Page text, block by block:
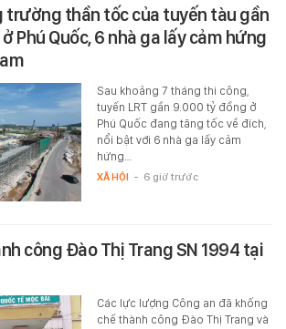
trường thần tốc của tuyến tàu gần
Phú Quốc, 6 nhà ga lấy cảm hứng
Sau khoảng 7 tháng thi công,
tuyến LRT gần 9.000 tỷ đồng ở
Phú Quốc đang tăng tốc về đích,
nổi bật với 6 nhà ga lấy cảm
hứng…
XÃ HỘI - 6 giờ trước
công Đào Thị Trang SN 1994 tại
Các lực lượng Công an đã khống
chế thành công Đào Thị Trang và